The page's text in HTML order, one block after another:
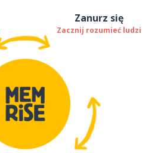
Zanurz się
Zacznij rozumieć ludzi